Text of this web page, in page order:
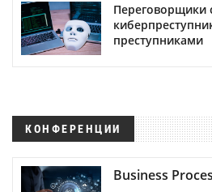
Переговорщики
преступниками
КОНФЕРЕНЦИИ
Business